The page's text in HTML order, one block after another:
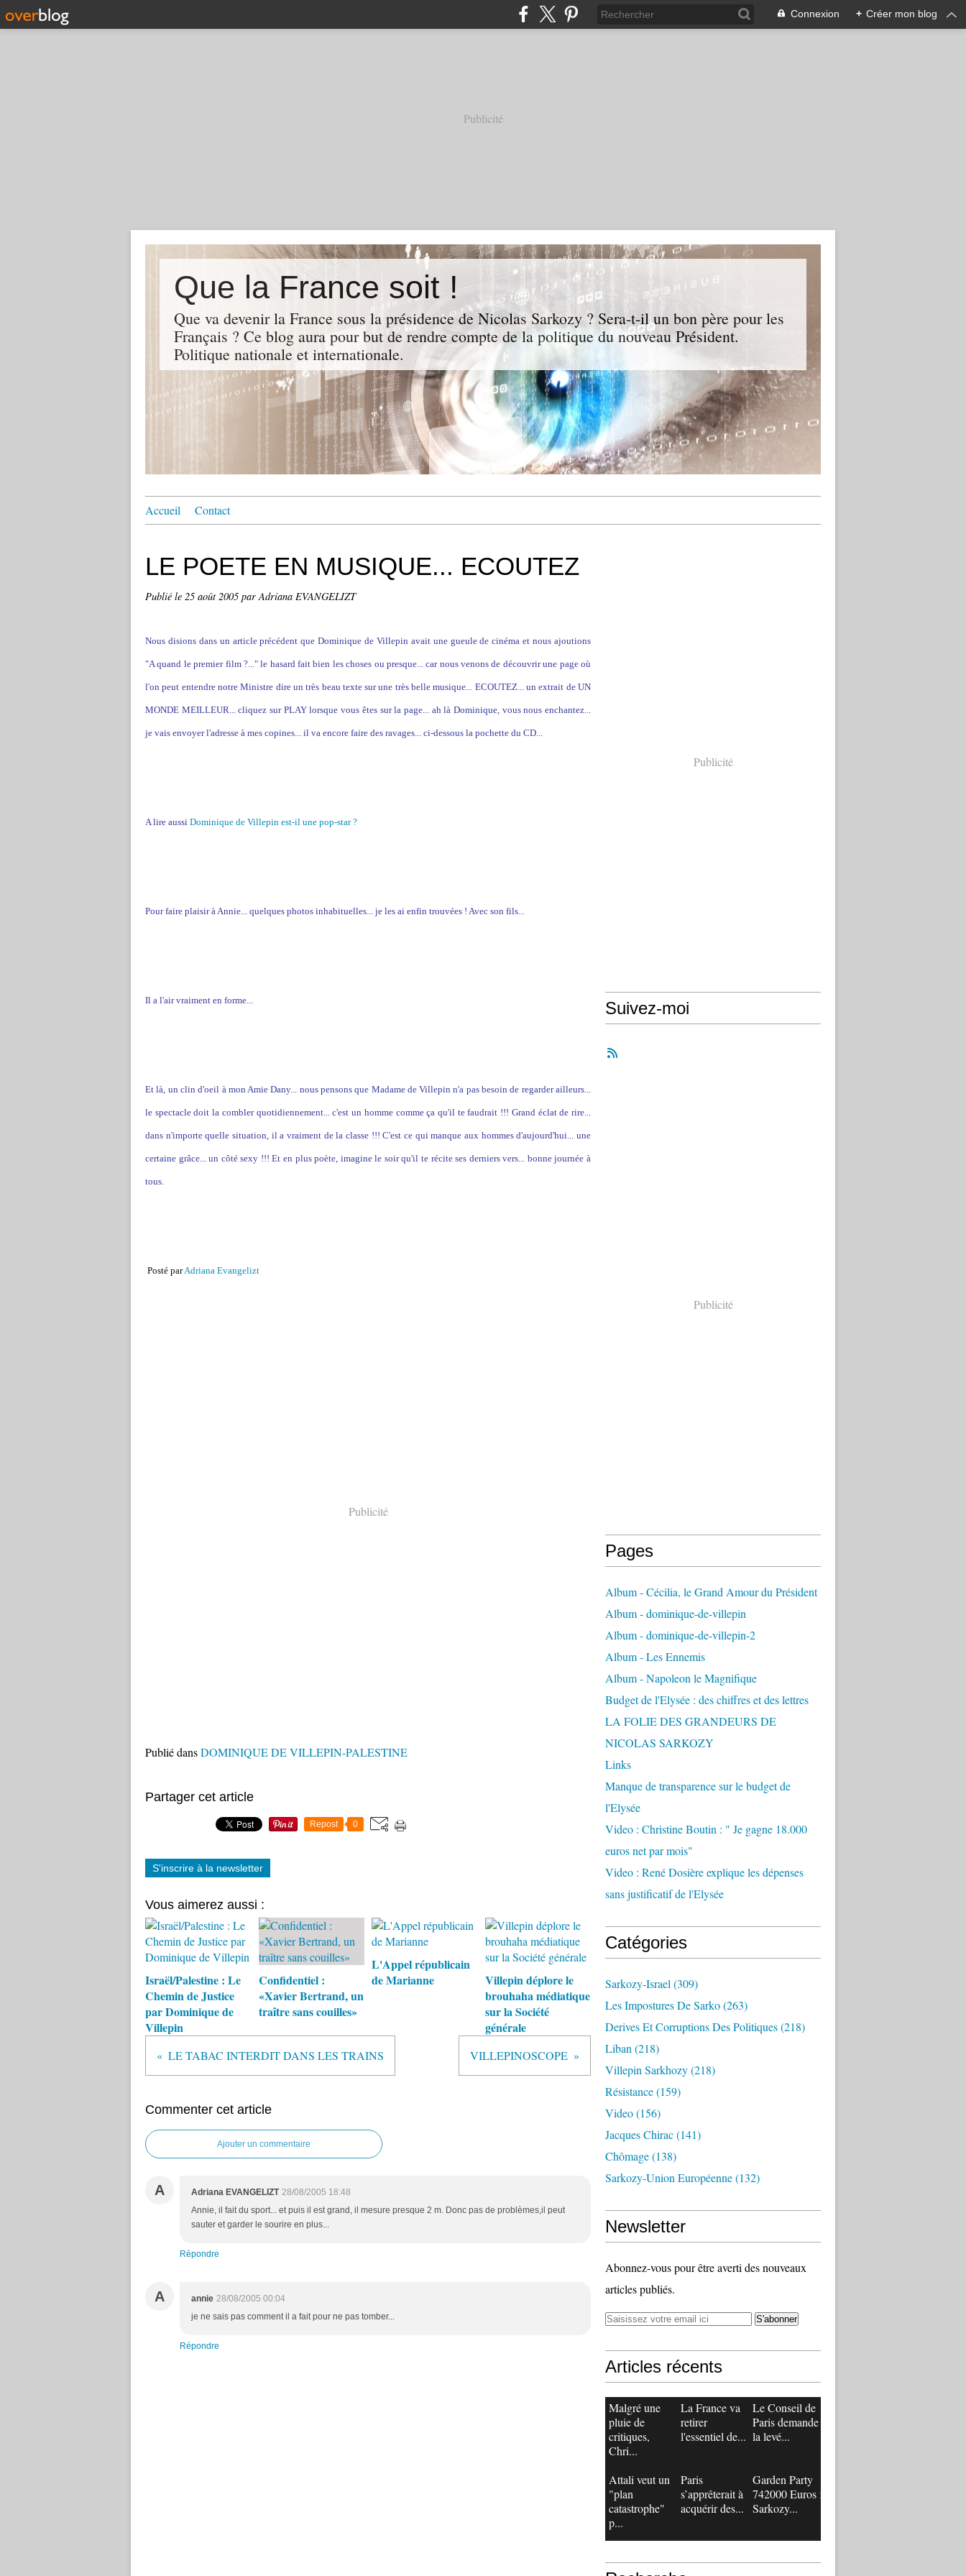
Connexion + Créer mon blog
Publicité
Que la France soit !
Que va devenir la France sous la présidence de Nicolas Sarkozy ? Sera-t-il un bon père pour les
Français ? Ce blog aura pour but de rendre compte de la politique du nouveau Président.
Politique nationale et internationale.
Accueil Contact
LE POETE EN MUSIQUE... ECOUTEZ
Publié le 25 août 2005 par Adriana EVANGELIZT
Nous disions dans un article précédent que Dominique de Villepin avait une gueule de cinéma et nous ajoutions
"A quand le premier film ?..." le hasard fait bien les choses ou presque... car nous venons de découvrir une page où
l'on peut entendre notre Ministre dire un très beau texte sur une très belle musique... ECOUTEZ... un extrait de UN
MONDE MEILLEUR... cliquez sur PLAY lorsque vous êtes sur la page... ah là Dominique, vous nous enchantez...
je vais envoyer l'adresse à mes copines... il va encore faire des ravages... ci-dessous la pochette du CD...
A lire aussi Dominique de Villepin est-il une pop-star ?
Pour faire plaisir à Annie... quelques photos inhabituelles... je les ai enfin trouvées ! Avec son fils...
Il a l'air vraiment en forme...
Et là, un clin d'oeil à mon Amie Dany... nous pensons que Madame de Villepin n'a pas besoin de regarder ailleurs...
le spectacle doit la combler quotidiennement... c'est un homme comme ça qu'il te faudrait !!! Grand éclat de rire...
dans n'importe quelle situation, il a vraiment de la classe !!! C'est ce qui manque aux hommes d'aujourd'hui... une
certaine grâce... un côté sexy !!! Et en plus poète, imagine le soir qu'il te récite ses derniers vers... bonne journée à
tous.
Posté parAdriana Evangelizt
Publicité
Publié dansDOMINIQUE DE VILLEPIN-PALESTINE
Partager cet article
Repost 0
S'inscrire à la newsletter
Vous aimerez aussi :
Israël/Palestine : Le
Chemin de Justice
par Dominique de
Villepin
Confidentiel :
«Xavier Bertrand, un
traître sans couilles»
L'Appel républicain
de Marianne
Villepin déplore le
brouhaha médiatique
sur la Société
générale
LE TABAC INTERDIT DANS LES TRAINS VILLEPINOSCOPE
Commenter cet article
Ajouter un commentaire
A Adriana EVANGELIZT 28/08/2005 18:48
Annie, il fait du sport... et puis il est grand, il mesure presque 2 m. Donc pas de problèmes,il peut
sauter et garder le sourire en plus...
Répondre
A annie 28/08/2005 00:04
je ne sais pas comment il a fait pour ne pas tomber...
Répondre
Publicité
Suivez-moi
Publicité
Pages
Album - Cécilia, le Grand Amour du Président
Album - dominique-de-villepin
Album - dominique-de-villepin-2
Album - Les Ennemis
Album - Napoleon le Magnifique
Budget de l'Elysée : des chiffres et des lettres
LA FOLIE DES GRANDEURS DE
NICOLAS SARKOZY
Links
Manque de transparence sur le budget de
l'Elysée
Video : Christine Boutin : " Je gagne 18.000
euros net par mois"
Video : René Dosière explique les dépenses
sans justificatif de l'Elysée
Catégories
Sarkozy-Israel (309)
Les Impostures De Sarko(263)
Derives Et Corruptions Des Politiques(218)
Liban (218)
Villepin Sarkhozy(218)
Résistance(159)
Video(156)
Jacques Chirac(141)
Chômage(138)
Sarkozy-Union Européenne(132)
Newsletter
Abonnez-vous pour être averti des nouveaux
articles publiés.
Articles récents
Malgré une
pluie de
critiques,
Chri...
La France va
retirer
l'essentiel de...
Le Conseil de
Paris demande
la levé...
Attali veut un
"plan
catastrophe"
p...
Paris
s’apprêterait à
acquérir des...
Garden Party
742000 Euros :
Sarkozy...